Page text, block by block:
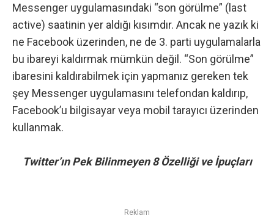
Messenger uygulamasındaki “son görülme” (last
active) saatinin yer aldığı kısımdır. Ancak ne yazık ki
ne Facebook üzerinden, ne de 3. parti uygulamalarla
bu ibareyi kaldırmak mümkün değil. “Son görülme”
ibaresini kaldırabilmek için yapmanız gereken tek
şey Messenger uygulamasını telefondan kaldırıp,
Facebook’u bilgisayar veya mobil tarayıcı üzerinden
kullanmak.
Twitter’ın Pek Bilinmeyen 8 Özelliği ve İpuçları
Reklam